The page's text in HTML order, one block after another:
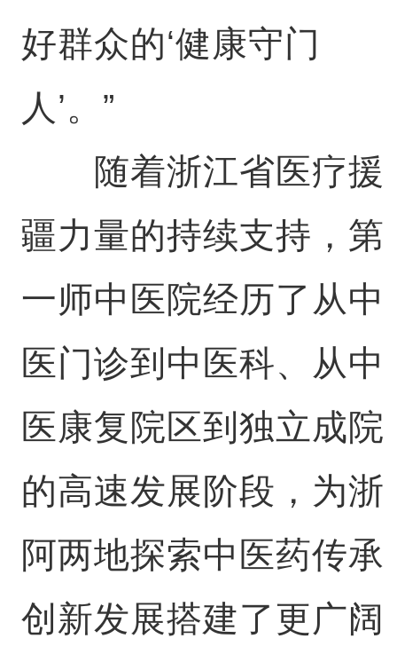
好群众的‘健康守门
人’。”
随着浙江省医疗援
疆力量的持续支持，第
一师中医院经历了从中
医门诊到中医科、从中
医康复院区到独立成院
的高速发展阶段，为浙
阿两地探索中医药传承
创新发展搭建了更广阔